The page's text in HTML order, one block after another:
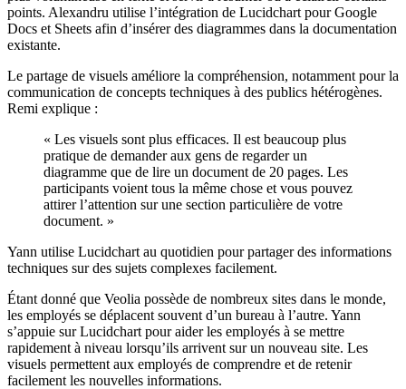
points. Alexandru utilise l’intégration de Lucidchart pour Google
Docs et Sheets afin d’insérer des diagrammes dans la documentation
existante.
Le partage de visuels améliore la compréhension, notamment pour la
communication de concepts techniques à des publics hétérogènes.
Remi explique :
« Les visuels sont plus efficaces. Il est beaucoup plus
pratique de demander aux gens de regarder un
diagramme que de lire un document de 20 pages. Les
participants voient tous la même chose et vous pouvez
attirer l’attention sur une section particulière de votre
document. »
Yann utilise Lucidchart au quotidien pour partager des informations
techniques sur des sujets complexes facilement.
Étant donné que Veolia possède de nombreux sites dans le monde,
les employés se déplacent souvent d’un bureau à l’autre. Yann
s’appuie sur Lucidchart pour aider les employés à se mettre
rapidement à niveau lorsqu’ils arrivent sur un nouveau site. Les
visuels permettent aux employés de comprendre et de retenir
facilement les nouvelles informations.